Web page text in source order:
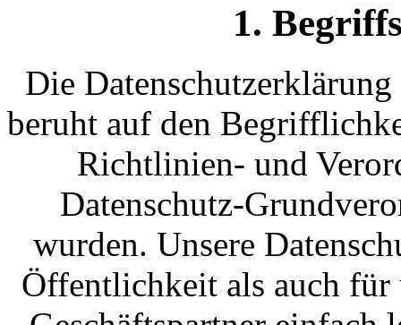
1.
Die
beruht auf den
Richtlinien- und
Datenschutz-
wurden. Unsere
Öffentlichkeit als auch für